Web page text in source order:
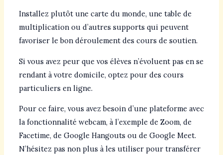
Installez plutôt une carte du monde, une table de
multiplication ou d’autres supports qui peuvent
favoriser le bon déroulement des cours de soutien.
Si vous avez peur que vos élèves n’évoluent pas en se
rendant à votre domicile, optez pour des cours
particuliers en ligne.
Pour ce faire, vous avez besoin d’une plateforme avec
la fonctionnalité webcam, à l’exemple de Zoom, de
Facetime, de Google Hangouts ou de Google Meet.
N’hésitez pas non plus à les utiliser pour transférer